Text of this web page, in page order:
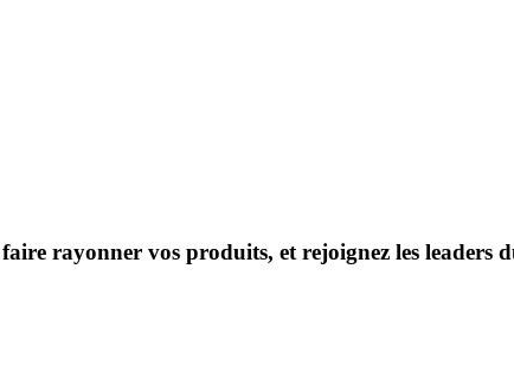
rayonner vos produits, et rejoignez les leaders